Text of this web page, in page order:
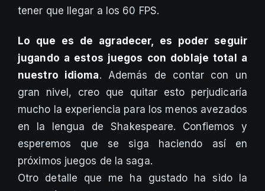
tener que llegar a los 60 FPS.
Lo que es de agradecer, es poder seguir
jugando a estos juegos con doblaje total a
nuestro idioma. Además de contar con un
gran nivel, creo que quitar esto perjudicaría
mucho la experiencia para los menos avezados
en la lengua de Shakespeare. Confiemos y
esperemos que se siga haciendo así en
próximos juegos de la saga.
Otro detalle que me ha gustado ha sido la